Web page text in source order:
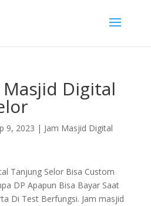
Masjid Digital
9, 2023 | Jam Masjid Digital
Tanjung Selor Bisa Custom
DP Apapun Bisa Bayar Saat
Di Test Berfungsi. Jam masjid